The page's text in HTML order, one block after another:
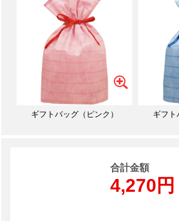
ギフトバッグ（ピンク） ギフト
合計金額
4,270円